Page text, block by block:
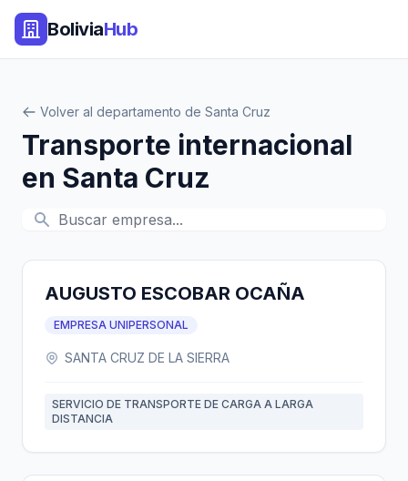
BoliviaHub
Volver al departamento de Santa Cruz
Transporte internacional
en Santa Cruz
AUGUSTO ESCOBAR OCAÑA
EMPRESA UNIPERSONAL
SANTA CRUZ DE LA SIERRA
SERVICIO DE TRANSPORTE DE CARGA A LARGA
DISTANCIA